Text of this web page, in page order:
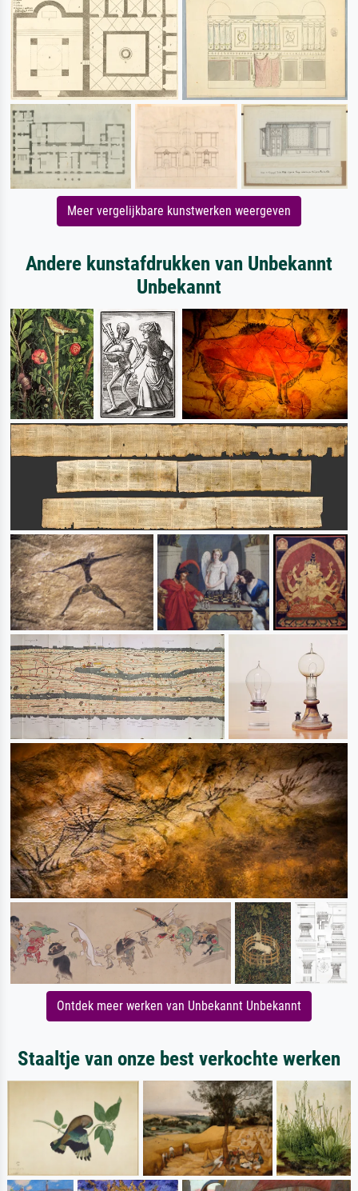
Meer vergelijkbare kunstwerken weergeven
Andere kunstafdrukken van Unbekannt
Unbekannt
Ontdek meer werken van Unbekannt Unbekannt
Staaltje van onze best verkochte werken